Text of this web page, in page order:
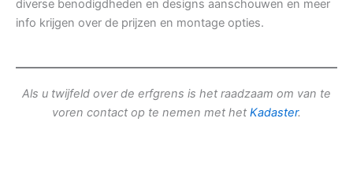
diverse benodigdheden en designs aanschouwen en meer
info krijgen over de prijzen en montage opties.
Als u twijfeld over de erfgrens is het raadzaam om van te
voren contact op te nemen met het Kadaster.